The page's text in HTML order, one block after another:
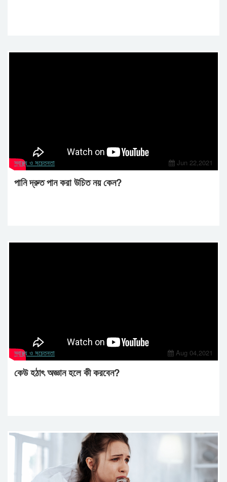
স্বাস্থ্য ও সচেতনতা Jun 22,2021
পানি দ্রুত পান করা উচিত নয় কেন?
স্বাস্থ্য ও সচেতনতা Aug 04,2021
কেউ হঠাৎ অজ্ঞান হলে কী করবেন?